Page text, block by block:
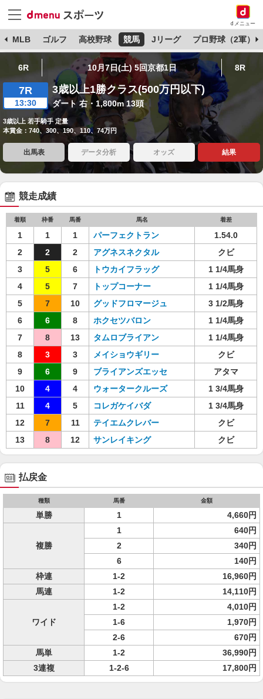
dメニュー
MLB ゴルフ 高校野球 競馬 Jリーグ プロ野球（2軍）
6R 10月7日(土) 5回京都1日 8R
7R
13:30
3歳以上1勝クラス(500万円以下)
ダート 右・1,800m 13頭
3歳以上 若手騎手 定量
本賞金：740、300、190、110、74万円
出馬表 データ分析 オッズ 結果
競走成績
着順 枠番 馬番 馬名 着差
1 1 1 パーフェクトラン
1.54.0
2
2 2 アグネスネクタル
クビ
3
5 6 トウカイフラッグ
1 1/4馬身
4
5 7 トップコーナー
1 1/4馬身
5
7 10 グッドフロマージュ
3 1/2馬身
6
6 8 ホクセツバロン
1 1/4馬身
7
8 13 タムロブライアン
1 1/4馬身
8
3 3 メイショウギリー
クビ
9
6 9 ブライアンズエッセ
アタマ
10
4 4 ウォータークルーズ
1 3/4馬身
11
4 5 コレガケイバダ
1 3/4馬身
12
7 11 テイエムクレバー
クビ
13
8 12 サンレイキング クビ
払戻金
種類 馬番 金額
単勝 1 4,660円
複勝
1
640円
2
340円
6
140円
枠連
1-2
16,960円
馬連
1-2 14,110円
ワイド
1-2
4,010円
1-6
1,970円
2-6
670円
馬単
1-2
36,990円
3連複
1-2-6 17,800円